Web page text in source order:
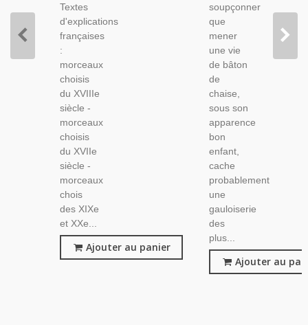
Textes
d'explications
françaises
:
morceaux
choisis
du XVIIIe
siècle -
morceaux
choisis
du XVIIe
siècle -
morceaux
chois
des XIXe
et XXe...
Ajouter au panier
soupçonner
que
mener
une vie
de bâton
de
chaise,
sous son
apparence
bon
enfant,
cache
probablement
une
gauloiserie
des
plus...
Ajouter au